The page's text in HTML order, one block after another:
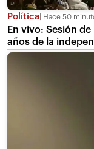
Política Hace 50
En vivo: Sesión
años de la